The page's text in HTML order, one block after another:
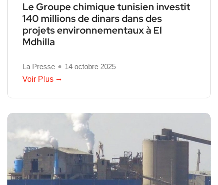
Le Groupe chimique tunisien investit
140 millions de dinars dans des
projets environnementaux à El
Mdhilla
La Presse
14 octobre 2025
Voir Plus